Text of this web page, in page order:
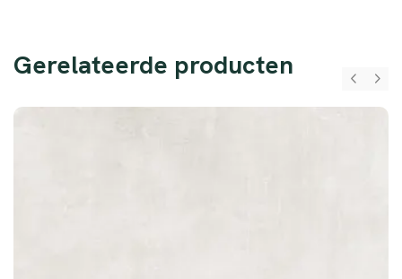
Gerelateerde producten